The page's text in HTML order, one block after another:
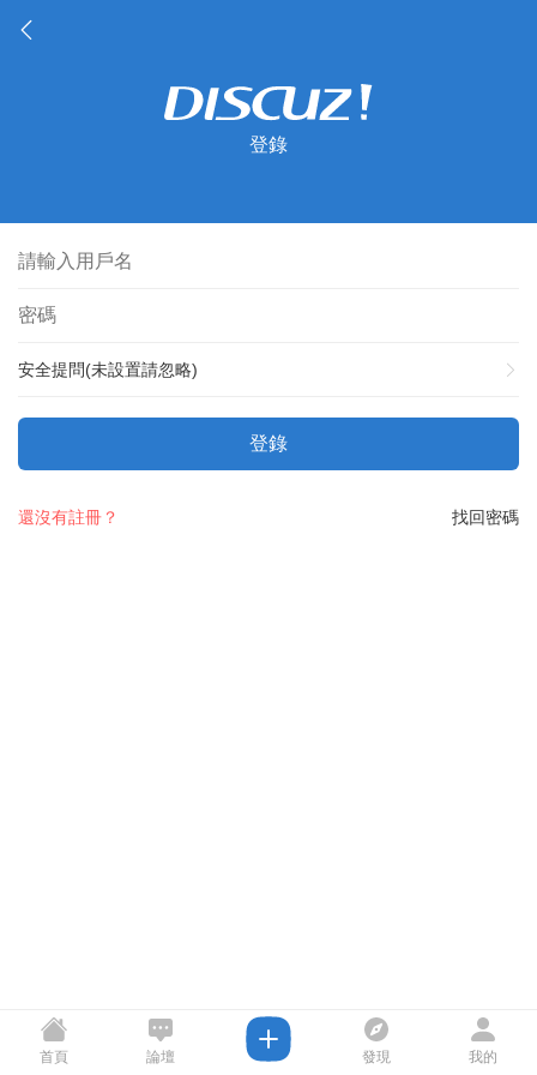
登錄
安全提問(未設置請忽略)
登錄
找回密碼
還沒有註冊？
首頁 論壇 發現 我的